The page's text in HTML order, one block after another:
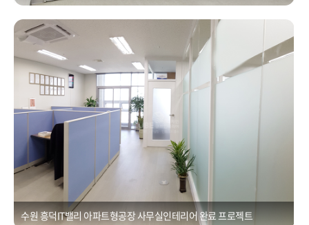
수원 흥덕IT밸리 아파트형공장 사무실인테리어
Posted on2021년 1월 1일by
수원 흥덕IT밸리 아파트형공장 사무실인테리어 완료 프로젝트